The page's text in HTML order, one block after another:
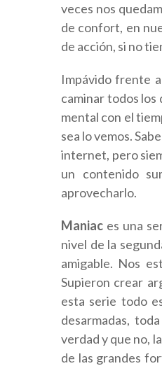
veces nos
de confort, en
de acción, si no
Impávido frente
caminar todos los
mental con el
sea lo vemos.
internet, pero
un contenido
aprovecharlo.
Maniac es una
nivel de la
amigable. Nos
Supieron crear
esta serie todo
desarmadas,
verdad y que no,
de las grandes